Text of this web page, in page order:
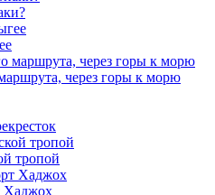
через горы к морю
тропой
Хаджох